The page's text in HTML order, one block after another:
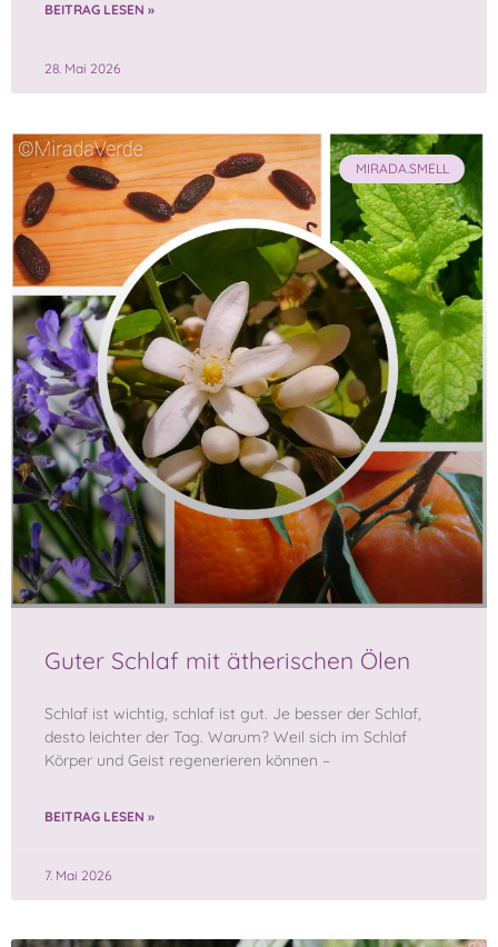
BEITRAG LESEN »
28. Mai 2026
MIRADA.SMELL
Guter Schlaf mit ätherischen Ölen
Schlaf ist wichtig, schlaf ist gut. Je besser der Schlaf,
desto leichter der Tag. Warum? Weil sich im Schlaf
Körper und Geist regenerieren können –
BEITRAG LESEN »
7. Mai 2026